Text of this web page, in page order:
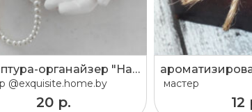
Скульптура-органайзер "Hands"
@exquisite.home.by
20 р.
мастер
12